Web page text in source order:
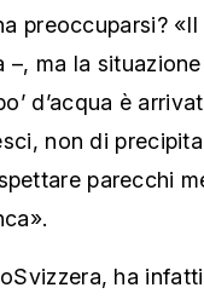
preoccuparsi?
–, ma la
d’acqua è
non di
parecchi
ha